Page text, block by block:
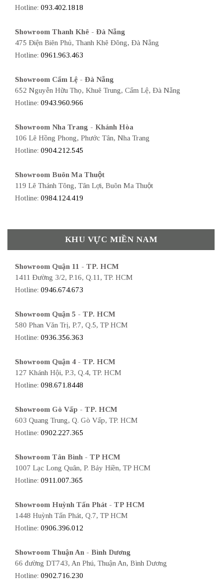
Hotline: 093.402.1818
Showroom Thanh Khê - Đà Nẵng
475 Điện Biên Phủ, Thanh Khê Đông, Đà Nẵng
Hotline: 0961.963.463
Showroom Cẩm Lệ - Đà Nẵng
652 Nguyễn Hữu Thọ, Khuê Trung, Cẩm Lệ, Đà Nẵng
Hotline: 0943.960.966
Showroom Nha Trang - Khánh Hòa
106 Lê Hồng Phong, Phước Tân, Nha Trang
Hotline: 0904.212.545
Showroom Buôn Ma Thuột
119 Lê Thánh Tông, Tân Lợi, Buôn Ma Thuột
Hotline: 0984.124.419
KHU VỰC MIỀN NAM
Showroom Quận 11 - TP. HCM
1411 Đường 3/2, P.16, Q.11, TP. HCM
Hotline: 0946.674.673
Showroom Quận 5 - TP. HCM
580 Phan Văn Trị, P.7, Q.5, TP HCM
Hotline: 0936.356.363
Showroom Quận 4 - TP. HCM
127 Khánh Hội, P.3, Q.4, TP. HCM
Hotline: 098.671.8448
Showroom Gò Vấp - TP. HCM
603 Quang Trung, Q. Gò Vấp, TP. HCM
Hotline: 0902.227.365
Showroom Tân Bình - TP HCM
1007 Lạc Long Quân, P. Bảy Hiền, TP HCM
Hotline: 0911.007.365
Showroom Huỳnh Tấn Phát - TP HCM
1448 Huỳnh Tấn Phát, Q.7, TP HCM
Hotline: 0906.396.012
Showroom Thuận An - Bình Dương
66 đường DT743, An Phú, Thuận An, Bình Dương
Hotline: 0902.716.230